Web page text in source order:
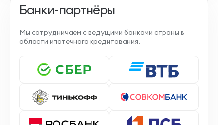
Банки-партнёры
Мы сотрудничаем с ведущими банками страны в
области ипотечного кредитования.